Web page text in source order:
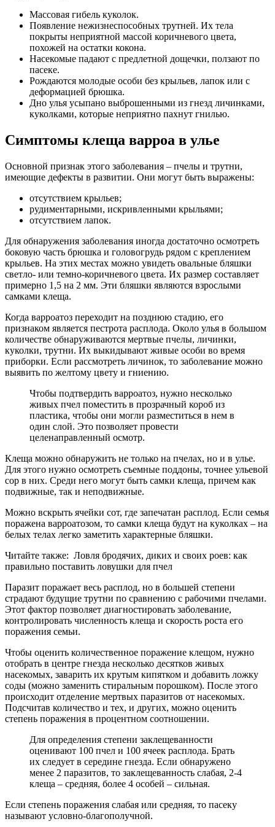
Массовая гибель куколок.
Появление нежизнеспособных трутней. Их тела
покрыты неприятной массой коричневого цвета,
похожей на остатки кокона.
Насекомые падают с предлетной дощечки, ползают по
пасеке.
Рождаются молодые особи без крыльев, лапок или с
деформацией брюшка.
Дно улья усыпано выброшенными из гнезд личинками,
куколками, которые неприятно пахнут гнилью.
Симптомы клеща варроа в улье
Основной признак этого заболевания – пчелы и трутни,
имеющие дефекты в развитии. Они могут быть выражены:
отсутствием крыльев;
рудиментарными, искривленными крыльями;
отсутствием лапок.
Для обнаружения заболевания иногда достаточно осмотреть
боковую часть брюшка и головогрудь рядом с креплением
крыльев. На этих местах можно увидеть овальные бляшки
светло- или темно-коричневого цвета. Их размер составляет
примерно 1,5 на 2 мм. Эти бляшки являются взрослыми
самками клеща.
Когда варроатоз переходит на позднюю стадию, его
признаком является пестрота расплода. Около улья в большом
количестве обнаруживаются мертвые пчелы, личинки,
куколки, трутни. Их выкидывают живые особи во время
приборки. Если рассмотреть личинок, то заболевание можно
выявить по желтому цвету и гниению.
Чтобы подтвердить варроатоз, нужно несколько
живых пчел поместить в прозрачный короб из
пластика, чтобы они могли разместиться в нем в
один слой. Это позволяет провести
целенаправленный осмотр.
Клеща можно обнаружить не только на пчелах, но и в улье.
Для этого нужно осмотреть съемные поддоны, точнее ульевой
сор в них. Среди него могут быть самки клеща, причем как
подвижные, так и неподвижные.
Можно вскрыть ячейки сот, где запечатан расплод. Если семья
поражена варроатозом, то самки клеща будут на куколках – на
белых телах легко заметить характерные бляшки.
Читайте также: Ловля бродячих, диких и своих роев: как
правильно поставить ловушки для пчел
Паразит поражает весь расплод, но в большей степени
страдают будущие трутни по сравнению с рабочими пчелами.
Этот фактор позволяет диагностировать заболевание,
контролировать численность клеща и скорость роста его
поражения семьи.
Чтобы оценить количественное поражение клещом, нужно
отобрать в центре гнезда несколько десятков живых
насекомых, заварить их крутым кипятком и добавить ложку
соды (можно заменить стиральным порошком). После этого
происходит отделение мертвых паразитов от насекомых.
Подсчитав количество и тех, и других, можно оценить
степень поражения в процентном соотношении.
Для определения степени заклещеванности
оценивают 100 пчел и 100 ячеек расплода. Брать
их следует в середине гнезда. Если обнаружено
менее 2 паразитов, то заклещеванность слабая, 2-4
клеща – средняя, более 4 особей – сильная.
Если степень поражения слабая или средняя, то пасеку
называют условно-благополучной.